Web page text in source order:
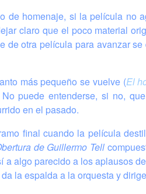
de homenaje, si la película no
claro que el poco material
de otra película para avanzar
más pequeño se vuelve (El
puede entenderse, si no,
en el pasado.
final cuando la película
de Guillermo Tell
algo parecido a los aplausos
la espalda a la orquesta y